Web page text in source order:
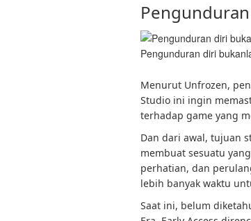
Pengunduran diri
Menurut Unfrozen,
Studio ini ingin
terhadap game yang
Dan dari awal, tujuan
membuat sesuatu
perhatian, dan
lebih banyak waktu
Saat ini, belum